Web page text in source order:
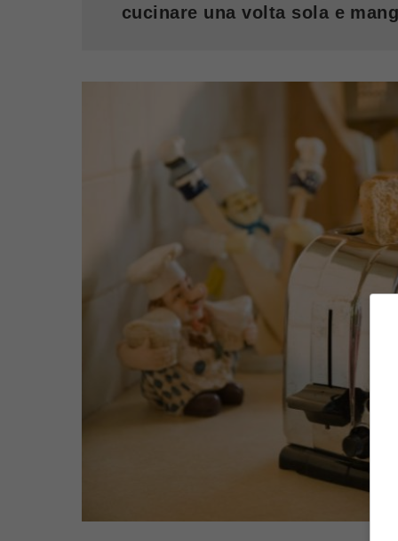
cucinare una volta sola e